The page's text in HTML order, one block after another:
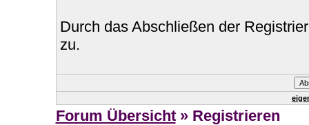
Durch das Abschließen der
zu.
Forum Übersicht» Registrieren